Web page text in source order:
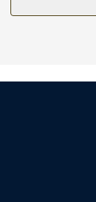
施設
24 時間対応フ